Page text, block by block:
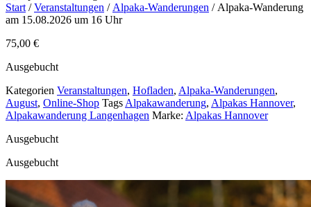
Start /Veranstaltungen / Alpaka-Wanderungen / Alpaka-Wanderung
am 15.08.2026 um 16 Uhr
75,00 €
Ausgebucht
Kategorien Veranstaltungen, Hofladen, Alpaka-Wanderungen,
August, Online-Shop Tags Alpakawanderung, Alpakas Hannover,
Alpakawanderung Langenhagen Marke: Alpakas Hannover
Ausgebucht
Ausgebucht